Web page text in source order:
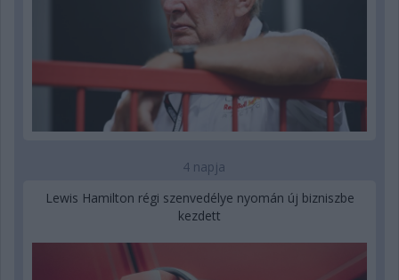
4 napja
Lewis Hamilton régi szenvedélye nyomán új bizniszbe
kezdett